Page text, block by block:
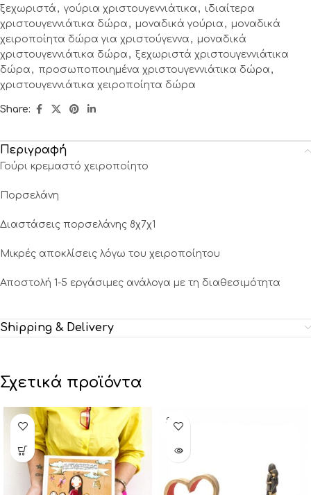
ξεχωριστά , γούρια χριστουγεννιάτικα , ιδιαίτερα
χριστουγεννιάτικα δώρα , μοναδικά γούρια , μοναδικά
χειροποίητα δώρα για χριστούγεννα , μοναδικά
χριστουγεννιάτικα δώρα , ξεχωριστά χριστουγεννιάτικα
δώρα , προσωποποιημένα χριστουγεννιάτικα δώρα ,
χριστουγεννιάτικα χειροποίητα δώρα
Share:
Περιγραφή
Γούρι κρεμαστό χειροποίητο
Πορσελάνη
Διαστάσεις πορσελάνης 8χ7χ1
Μικρές αποκλίσεις λόγω του χειροποίητου
Αποστολή 1-5 εργάσιμες ανάλογα με τη διαθεσιμότητα
Shipping & Delivery
Σχετικά προϊόντα
SOLD
OUT